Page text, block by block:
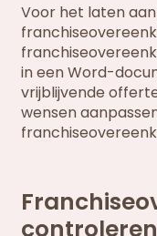
Voor het laten
in een Word-
vrijblijvende
wensen
controleren